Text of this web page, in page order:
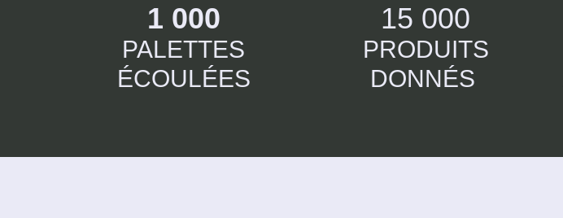
1 000
PALETTES
ÉCOULÉES
15 000
PRODUITS
DONNÉS